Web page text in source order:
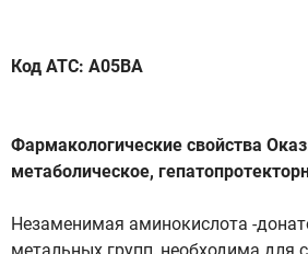
Код АТС: А05ВА
Фармакологические свойства
метаболическое,
Незаменимая аминокислота -